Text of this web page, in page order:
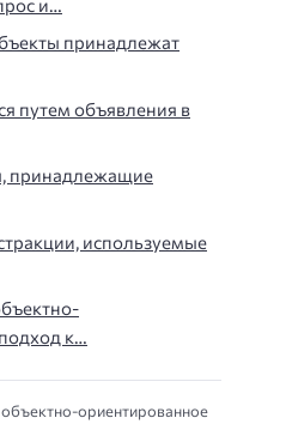
и…
принадлежат
путем объявления в
принадлежащие
используемые
к…
ориентированное